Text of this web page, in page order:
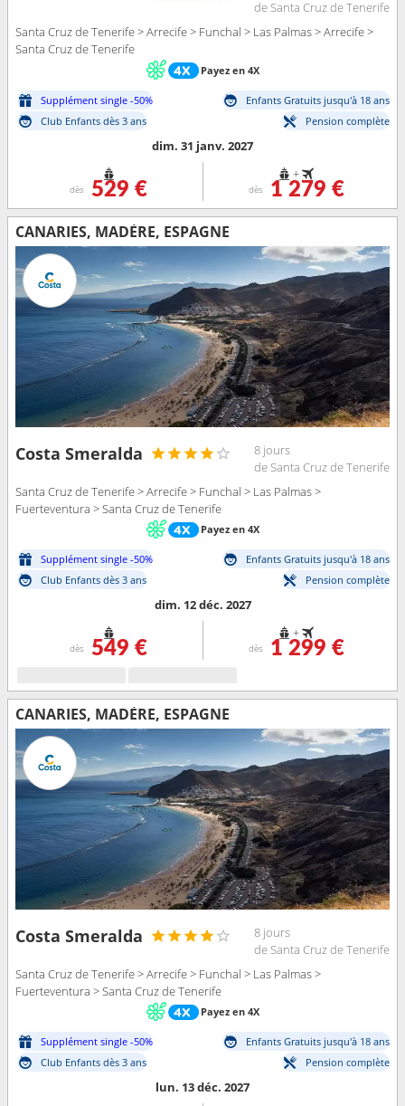
de Santa Cruz de Tenerife
Santa Cruz de Tenerife > Arrecife > Funchal > Las Palmas > Arrecife >
Santa Cruz de Tenerife
Payez en 4X
Supplément single -50%
Enfants Gratuits jusqu'à 18 ans
Club Enfants dès 3 ans
Pension complète
dim. 31 janv. 2027
dès 529 €
+
dès 1 279 €
CANARIES, MADÈRE, ESPAGNE
Costa Smeralda
8 jours
de Santa Cruz de Tenerife
Santa Cruz de Tenerife > Arrecife > Funchal > Las Palmas >
Fuerteventura > Santa Cruz de Tenerife
Payez en 4X
Supplément single -50%
Enfants Gratuits jusqu'à 18 ans
Club Enfants dès 3 ans
Pension complète
dim. 12 déc. 2027
dès 549 €
+
dès 1 299 €
CANARIES, MADÈRE, ESPAGNE
Costa Smeralda
8 jours
de Santa Cruz de Tenerife
Santa Cruz de Tenerife > Arrecife > Funchal > Las Palmas >
Fuerteventura > Santa Cruz de Tenerife
Payez en 4X
Supplément single -50%
Enfants Gratuits jusqu'à 18 ans
Club Enfants dès 3 ans
Pension complète
lun. 13 déc. 2027